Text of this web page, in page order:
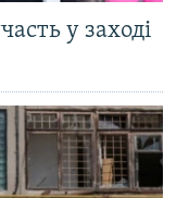
у заході